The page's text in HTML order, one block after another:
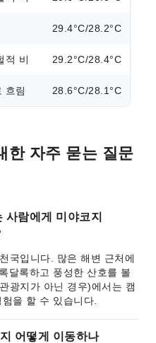
29.4°C/28.2°C
적 비 29.2°C/28.4°C
흐림 28.6°C/28.1°C
한 자주 묻는 질문
람에게 미야코지
국입니다. 많은 해변 근처에
달록하고 풍성한 산호를 볼
광지가 아닌 경우)에서는 캠
을 할 수 있습니다.
어떻게 이동하나